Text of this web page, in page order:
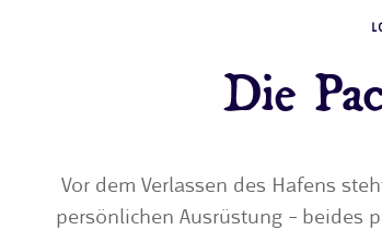
Die
Vor dem Verlassen des Hafens
persönlichen Ausrüstung – beides